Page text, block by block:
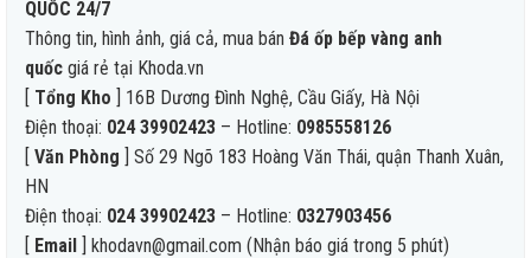
QUỐC 24/7
Thông tin, hình ảnh, giá cả, mua bán Đá ốp bếp vàng anh
quốc giá rẻ tại Khoda.vn
[ Tổng Kho ] 16B Dương Đình Nghệ, Cầu Giấy, Hà Nội
Điện thoại: 024 39902423 – Hotline: 0985558126
[ Văn Phòng ] Số 29 Ngõ 183 Hoàng Văn Thái, quận Thanh Xuân,
HN
Điện thoại: 024 39902423 – Hotline: 0327903456
[ Email ] khodavn@gmail.com (Nhận báo giá trong 5 phút)